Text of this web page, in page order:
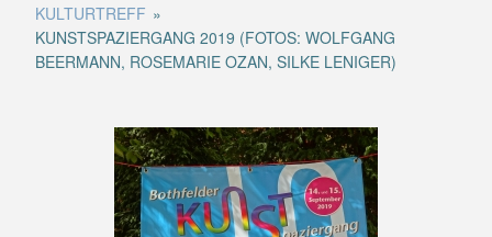
KULTURTREFF »
KUNSTSPAZIERGANG 2019 (FOTOS: WOLFGANG
BEERMANN, ROSEMARIE OZAN, SILKE LENIGER)